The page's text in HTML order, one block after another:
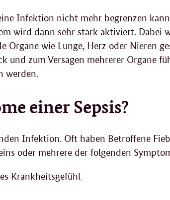
Infektion nicht mehr begrenzen
wird dann sehr stark aktiviert. Dabei
Organe wie Lunge, Herz oder Nieren
und zum Versagen mehrerer Organe
werden.
einer Sepsis?
Infektion. Oft haben Betroffene
oder mehrere der folgenden
Krankheitsgefühl